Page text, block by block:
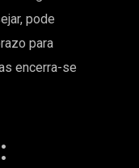
pode
para
encerra-se